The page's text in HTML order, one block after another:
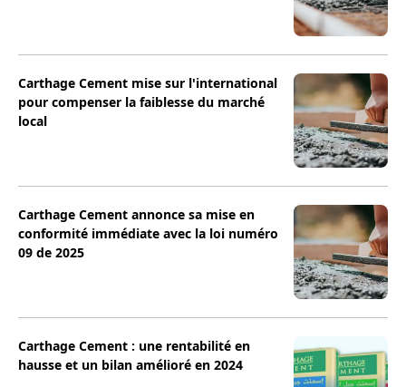
Carthage Cement mise sur l'international
pour compenser la faiblesse du marché
local
Carthage Cement annonce sa mise en
conformité immédiate avec la loi numéro
09 de 2025
Carthage Cement : une rentabilité en
hausse et un bilan amélioré en 2024